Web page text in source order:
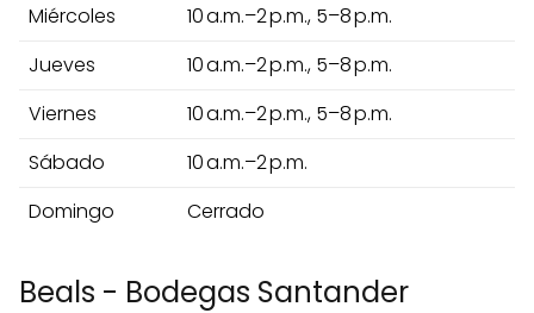
Miércoles
10 a.m.–2 p.m., 5–8 p.m.
Jueves
10 a.m.–2 p.m., 5–8 p.m.
Viernes
10 a.m.–2 p.m., 5–8 p.m.
Sábado
10 a.m.–2 p.m.
Domingo
Cerrado
Beals - Bodegas Santander